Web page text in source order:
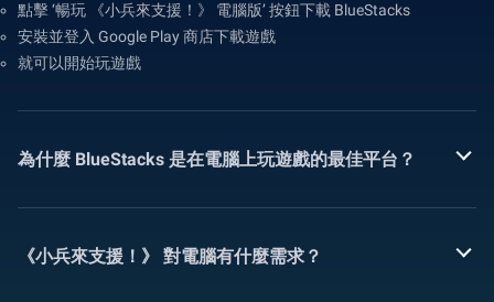
點擊 ‘暢玩 《小兵來支援！》 電腦版’ 按鈕下載 BlueStacks
安裝並登入 Google Play 商店下載遊戲
就可以開始玩遊戲
為什麼 BlueStacks 是在電腦上玩遊戲的最佳平台？
《小兵來支援！》 對電腦有什麼需求？